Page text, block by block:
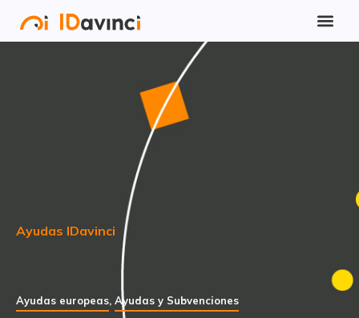
Ayudas IDavinci
Ayudas europeas, Ayudas y Subvenciones